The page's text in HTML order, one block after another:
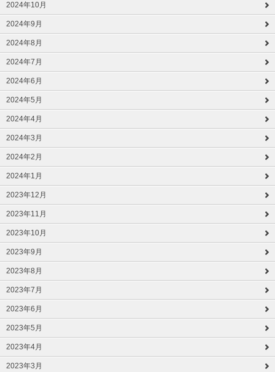
2024年10月
2024年9月
2024年8月
2024年7月
2024年6月
2024年5月
2024年4月
2024年3月
2024年2月
2024年1月
2023年12月
2023年11月
2023年10月
2023年9月
2023年8月
2023年7月
2023年6月
2023年5月
2023年4月
2023年3月